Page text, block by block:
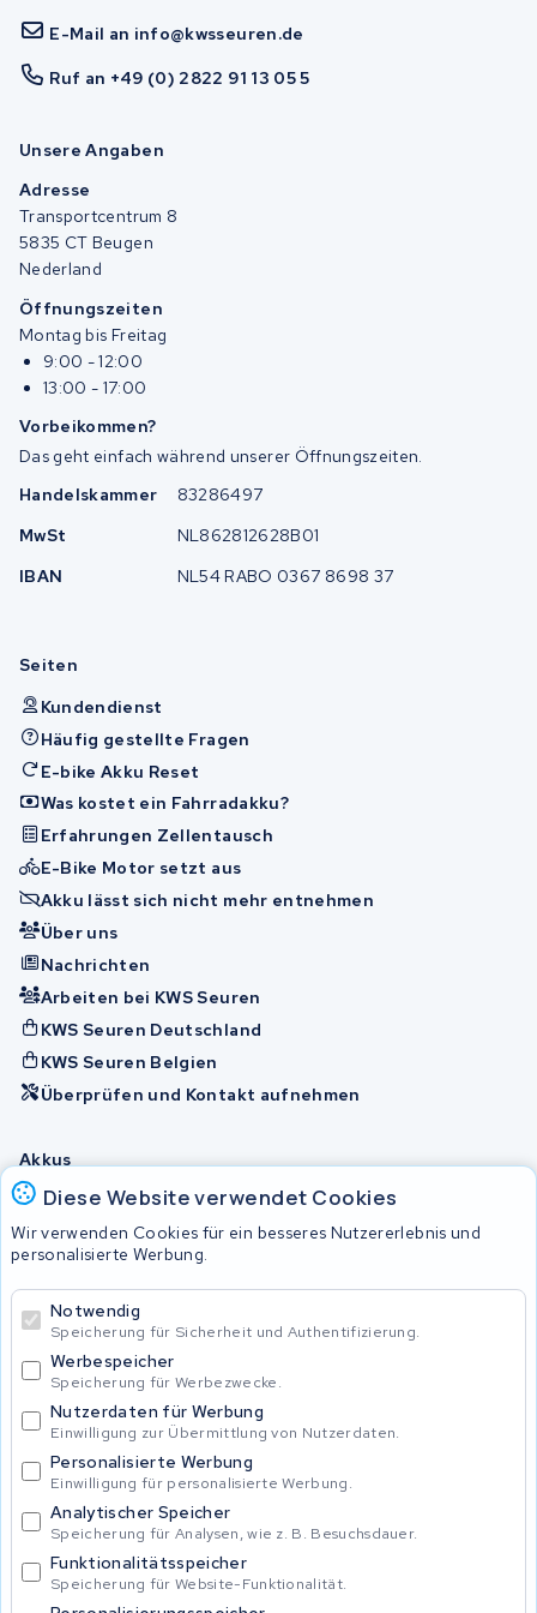
Diese Website verwendet Cookies
Wir verwenden Cookies für ein besseres Nutzererlebnis und
personalisierte Werbung.
Notwendig
Speicherung für Sicherheit und Authentifizierung.
Werbespeicher
Speicherung für Werbezwecke.
Nutzerdaten für Werbung
Einwilligung zur Übermittlung von Nutzerdaten.
Personalisierte Werbung
Einwilligung für personalisierte Werbung.
Analytischer Speicher
Speicherung für Analysen, wie z. B. Besuchsdauer.
Funktionalitätsspeicher
Speicherung für Website-Funktionalität.
E-Mail an info@kwsseuren.de
Ruf an +49 (0) 2822 91 13 05 5
Unsere Angaben
Adresse
Transportcentrum 8
5835 CT Beugen
Nederland
Öffnungszeiten
Montag bis Freitag
9:00 - 12:00
13:00 - 17:00
Vorbeikommen?
Das geht einfach während unserer Öffnungszeiten.
Handelskammer
83286497
MwSt
NL862812628B01
IBAN
NL54 RABO 0367 8698 37
Seiten
Kundendienst
Häufig gestellte Fragen
E-bike Akku Reset
Was kostet ein Fahrradakku?
Erfahrungen Zellentausch
E-Bike Motor setzt aus
Akku lässt sich nicht mehr entnehmen
Über uns
Nachrichten
Arbeiten bei KWS Seuren
KWS Seuren Deutschland
KWS Seuren Belgien
Überprüfen und Kontakt aufnehmen
Akkus
© 2026 KWS Seuren
Privacy Policy